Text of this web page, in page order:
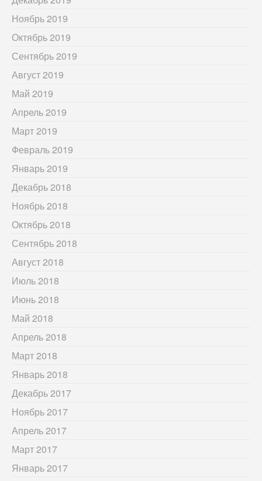
Ноябрь 2019
Октябрь 2019
Сентябрь 2019
Август 2019
Май 2019
Апрель 2019
Март 2019
Февраль 2019
Январь 2019
Декабрь 2018
Ноябрь 2018
Октябрь 2018
Сентябрь 2018
Август 2018
Июль 2018
Июнь 2018
Май 2018
Апрель 2018
Март 2018
Январь 2018
Декабрь 2017
Ноябрь 2017
Апрель 2017
Март 2017
Январь 2017